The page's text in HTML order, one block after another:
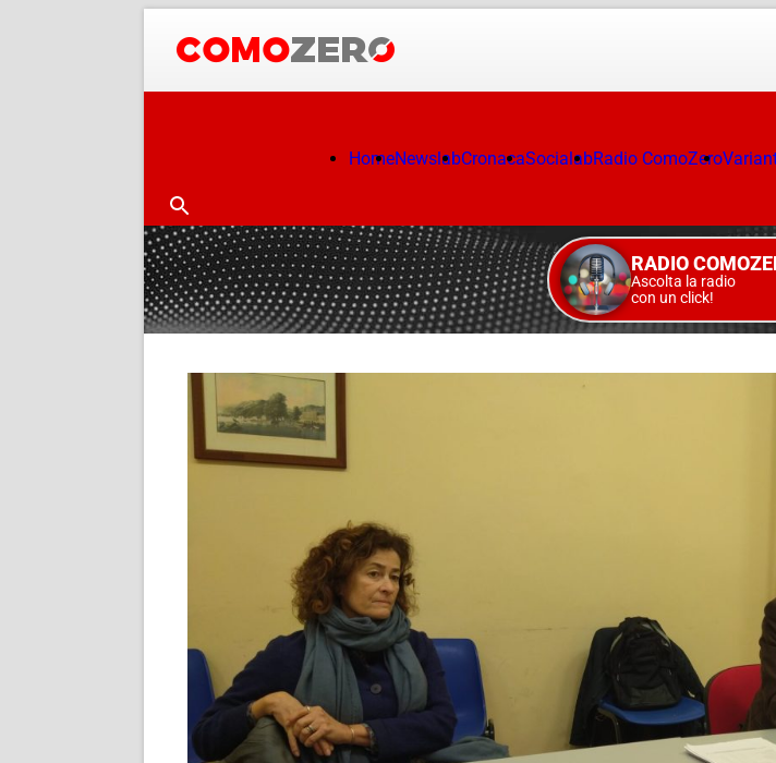
HomeNewslabCronacaSocialabRadio ComoZero
RADIO
Ascolta la radio
con un click!